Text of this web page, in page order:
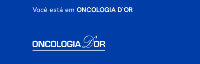
Você está emONCOLOGIA D`OR